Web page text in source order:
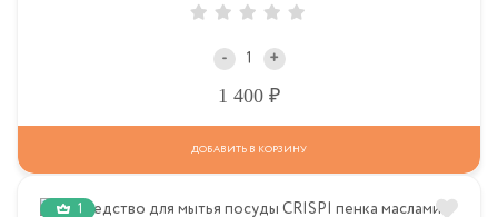
- +
1 400
ДОБАВИТЬ В КОРЗИНУ
1